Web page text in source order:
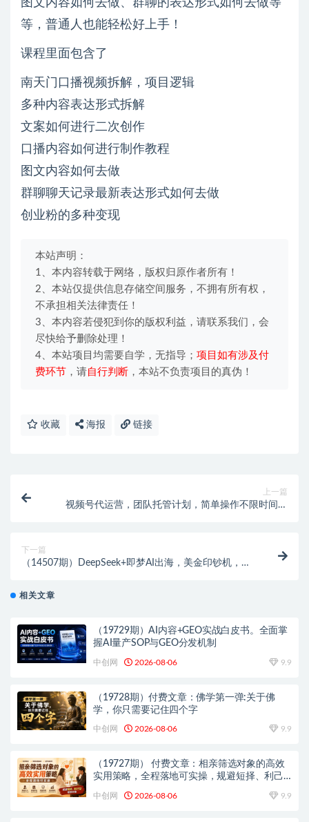
图文内容如何去做、群聊的表达形式如何去做等
等，普通人也能轻松好上手！
课程里面包含了
南天门口播视频拆解，项目逻辑
多种内容表达形式拆解
文案如何进行二次创作
口播内容如何进行制作教程
图文内容如何去做
群聊聊天记录最新表达形式如何去做
创业粉的多种变现
本站声明：
1、本内容转载于网络，版权归原作者所有！
2、本站仅提供信息存储空间服务，不拥有所有权，
不承担相关法律责任！
3、本内容若侵犯到你的版权利益，请联系我们，会
尽快给予删除处理！
4、本站项目均需要自学，无指导； 项目如有涉及付
费环节 ，请自行判断 ，本站不负责项目的真伪！
收藏 海报 链接
上一篇
视频号代运营，团队托管计划，简单操作不限时间地
下一篇
（14507期）DeepSeek+即梦AI出海，美金印钞机，在
相关文章
（19729期）AI内容+GEO实战白皮书。全面掌
握AI量产SOP与GEO分发机制
中创网 2026-08-06 9.9
（19728期）付费文章：佛学第一弹:关于佛
学，你只需要记住四个字
中创网 2026-08-06 9.9
（19727期） 付费文章：相亲筛选对象的高效
实用策略，全程落地可实操，规避短择、利己
中创网 2026-08-06 9.9